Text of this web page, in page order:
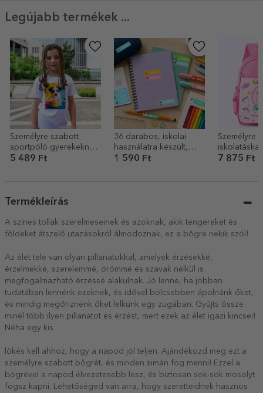
Legújabb termékek ...
Személyre szabott
sportpóló gyerekeknek
portréfotóval
5 489 Ft
36 darabos, iskolai
használatra készült,
személyre szabott
1 590 Ft
Személyre
iskolatáska
Unicorn
7 875 Ft
Termékleírás
A színes tollak szerelmeseinek és azoknak, akik tengereket és
földeket átszelő utazásokról álmodoznak, ez a bögre nekik szól!
Az élet tele van olyan pillanatokkal, amelyek érzésekké,
érzelmekké, szerelemmé, örömmé és szavak nélkül is
megfogalmazható érzéssé alakulnak. Jó lenne, ha jobban
tudatában lennénk ezeknek, és idővel bölcsebben ápolnánk őket,
és mindig megőriznénk őket lelkünk egy zugában. Gyűjts össze
minél több ilyen pillanatot és érzést, mert ezek az élet igazi kincsei!
Néha egy kis
lökés kell ahhoz, hogy a napod jól teljen. Ajándékozd meg ezt a
személyre szabott bögrét, és minden simán fog menni! Ezzel a
bögrével a napod élvezetesebb lesz, és biztosan sok-sok mosolyt
fogsz kapni. Lehetőséged van arra, hogy szeretteidnek hasznos